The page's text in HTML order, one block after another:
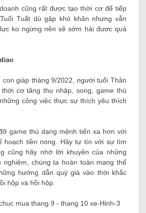
cũng rất được tạo thời cơ để tiếp
Tuất dù gặp khó khăn nhưng vẫn
ko ngừng nên sẽ sớm hái được quả
giáp tháng 9/2022, người tuổi Thân
cơ tăng thu nhập, song, game thủ
công việc thực sự thích yêu thích
game thủ dạng mệnh tiến xa hơn với
hoạch tiền nong. Hãy tự tín với sự tìm
cũng hãy nhớ lời khuyên của những
nghiệm, chúng ta hoàn toàn mang thể
hướng dẫn quý giá vào thời khắc
hộp và hồi hộp.